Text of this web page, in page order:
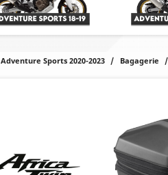
Adventure Sports 2020-2023 Bagagerie